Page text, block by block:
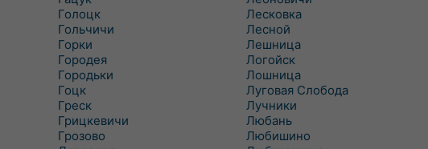
Голоцк
Гольчичи
Горки
Городея
Городьки
Гоцк
Греск
Грицкевичи
Грозово
Лесковка
Лесной
Лешница
Логойск
Лошница
Луговая Слобода
Лучники
Любань
Любишино